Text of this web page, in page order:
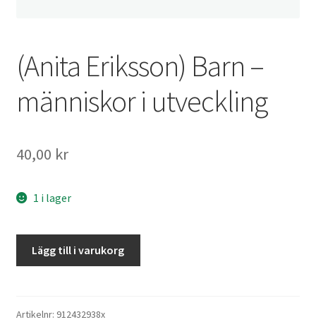
(Anita Eriksson) Barn –
människor i utveckling
40,00 kr
1 i lager
utveckling
Lägg till i varukorg
Artikelnr: 912432938x